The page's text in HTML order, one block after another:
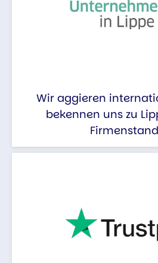
Wir aggieren
bekennen uns zu